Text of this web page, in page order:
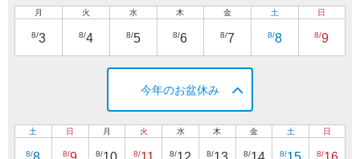
月
8/3
火
8/4
水
8/5
木
8/6
金
8/7
土
8/8
日
8/9
今年のお盆休み
土
8/
日
8/
月
8/
火
8/
水
8/
木
8/
金
8/
土
8/
日
8/